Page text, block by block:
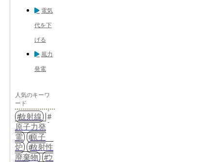
電気
代を下
げる
風力
発電
人気のキーワ
ード
放射線
原子力発
電
原子
炉
放射性
廃棄物
ウ